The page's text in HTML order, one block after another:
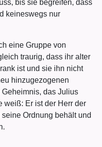
bis sie begreifen, dass
keineswegs nur
eine Gruppe von
traurig, dass ihr alter
ist und sie ihn nicht
hinzugezogenen
das Julius
weiß: Er ist der Herr der
Ordnung behält und